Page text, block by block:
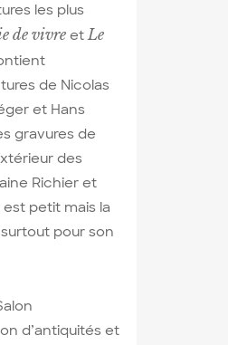
les plus
de vivreetLe
de Nicolas
et Hans
gravures de
des
Richier et
est petit mais la
pour son
d’antiquités et